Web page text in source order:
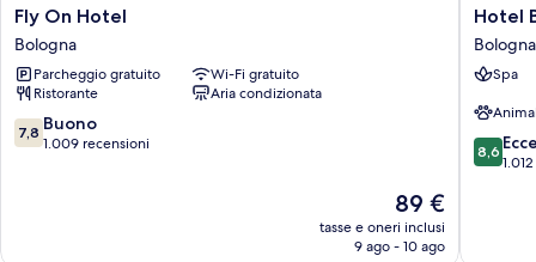
Fly
On
Hotel
Bologna
Fly On Hotel
Bologna
Parcheggio gratuito
Wi-Fi gratuito
Ristorante
Aria condizionata
7.8
su
7,8 Buono
1.009 recensioni
Il
prezzo
attuale
89 €
tasse e oneri inclusi
9 ago - 10 ago
Hotel
Bologna
Airport
Bologna
Hotel
Bologna
Spa
8.6
su
8,6